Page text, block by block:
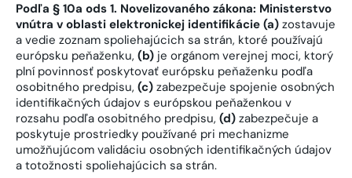
Podľa § 10a ods 1. Novelizovaného zákona: Ministerstvo
vnútra v oblasti elektronickej identifikácie (a) zostavuje
a vedie zoznam spoliehajúcich sa strán, ktoré používajú
európsku peňaženku, (b) je orgánom verejnej moci, ktorý
plní povinnosť poskytovať európsku peňaženku podľa
osobitného predpisu, (c) zabezpečuje spojenie osobných
identifikačných údajov s európskou peňaženkou v
rozsahu podľa osobitného predpisu, (d) zabezpečuje a
poskytuje prostriedky používané pri mechanizme
umožňujúcom validáciu osobných identifikačných údajov
a totožnosti spoliehajúcich sa strán.